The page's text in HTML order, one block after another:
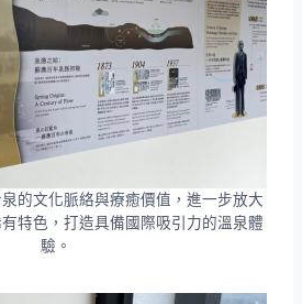
的文化脈絡與療癒價值，進一步放大
特色，打造具備國際吸引力的溫泉體
驗。